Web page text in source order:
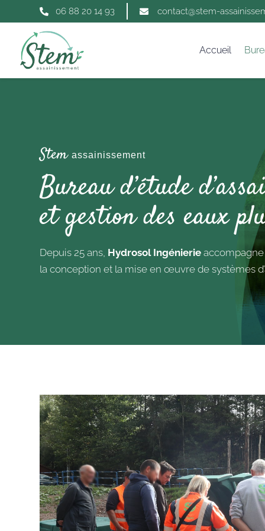
 06 88 20 14 93  contact@stem-
Accueil
Stemassainissement
Bureau d’étude
et gestion des eaux
Depuis 25 ans, Hydrosol Ingénierie
la conception et la mise en œuvre de systèmes